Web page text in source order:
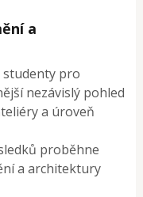
a
studenty pro
nezávislý pohled
a úroveň
proběhne
a architektury